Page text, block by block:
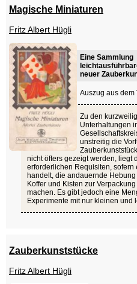
Magische Miniaturen
Fritz Albert Hügli
Eine Sammlung
neuer
Auszug aus dem
Zu den
Unterhaltungen
unstreitig die
nicht öfters gezeigt werden, liegt
erforderlichen Requisiten, sofern
handelt, die andauernde
Koffer und Kisten zur
machen. Es gibt jedoch eine
Experimente mit nur kleinen und
Zauberkunststücke
Fritz Albert Hügli